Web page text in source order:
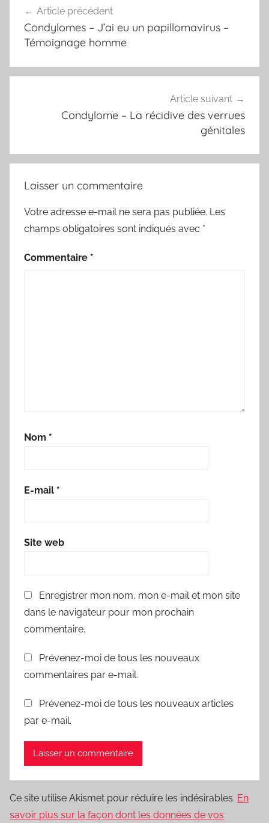
de
l’article
Article précédent
Condylomes – J’ai eu un papillomavirus –
Témoignage homme
Article suivant
Condylome – La récidive des verrues
génitales
Laisser un commentaire
Votre adresse e-mail ne sera pas publiée. Les
champs obligatoires sont indiqués avec *
Commentaire *
Nom *
E-mail *
Site web
Enregistrer mon nom, mon e-mail et mon site
dans le navigateur pour mon prochain
commentaire.
Prévenez-moi de tous les nouveaux
commentaires par e-mail.
Prévenez-moi de tous les nouveaux articles
par e-mail.
Ce site utilise Akismet pour réduire les indésirables. En
savoir plus sur la façon dont les données de vos